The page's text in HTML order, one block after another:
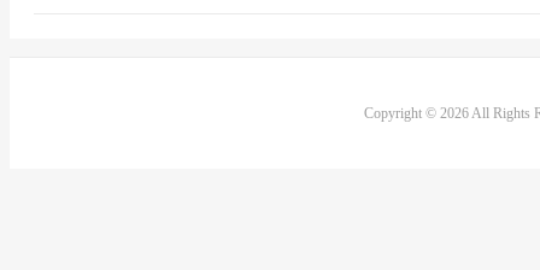
Copyright © 2026 All Rights